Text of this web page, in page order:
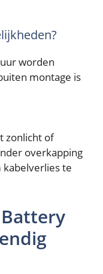
worden
montage is
zonlicht of
overkapping
te